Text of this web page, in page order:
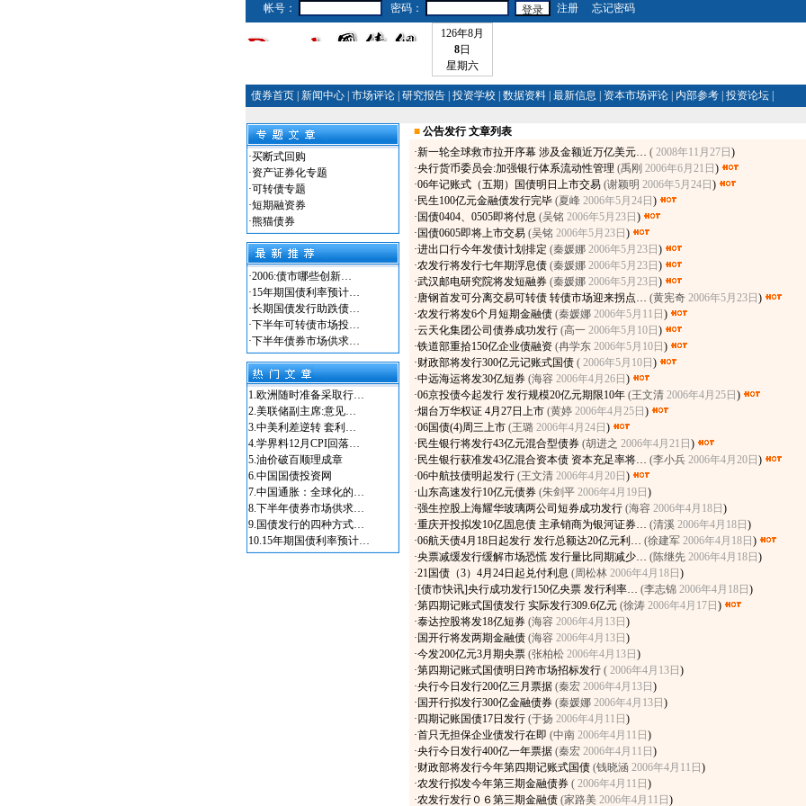
帐号： 密码： 注册 忘记密码
126年8月
8日
星期六
债券首页 新闻中心 市场评论 研究报告 投资学校 数据资料 最新信息 资本市场评论 内部参考 投资论坛
·买断式回购
·资产证券化专题
·可转债专题
·短期融资券
·熊猫债券
·2006:债市哪些创新…
·15年期国债利率预计…
·长期国债发行助跌债…
·下半年可转债市场投…
·下半年债券市场供求…
1.欧洲随时准备采取行…
2.美联储副主席:意见…
3.中美利差逆转 套利…
4.学界料12月CPI回落…
5.油价破百顺理成章
6.中国国债投资网
7.中国通胀：全球化的…
8.下半年债券市场供求…
9. 国债发行的四种方式…
10.15年期国债利率预计…
■ 公告发行 文章列表
·新一轮全球救市拉开序幕 涉及金额近万亿美元… ( 2008年11月27日 )
·央行货币委员会:加强银行体系流动性管理 (禹刚 2006年6月21日 )
·06年记账式（五期）国债明日上市交易 (谢颖明 2006年5月24日 )
· 民生100亿元金融债发行完毕 (夏峰 2006年5月24日 )
· 国债0404、0505即将付息 (吴铭 2006年5月23日 )
· 国债0605即将上市交易 (吴铭 2006年5月23日 )
·进出口行今年发债计划排定 (秦媛娜 2006年5月23日 )
·农发行将发行七年期浮息债 (秦媛娜 2006年5月23日 )
·武汉邮电研究院将发短融券 (秦媛娜 2006年5月23日 )
·唐钢首发可分离交易可转债 转债市场迎来拐点… (黄宪奇 2006年5月23日 )
·农发行将发6个月短期金融债 (秦媛娜 2006年5月11日 )
·云天化集团公司债券成功发行 (高一 2006年5月10日 )
·铁道部重拾150亿企业债融资 (冉学东 2006年5月10日 )
·财政部将发行300亿元记账式国债 ( 2006年5月10日 )
·中远海运将发30亿短券 (海容 2006年4月26日 )
·06京投债今起发行 发行规模20亿元期限10年 (王文清 2006年4月25日 )
·烟台万华权证 4月27日上市 (黄婷 2006年4月25日 )
·06国债(4)周三上市 (王璐 2006年4月24日 )
· 民生银行将发行43亿元混合型债券 (胡进之 2006年4月21日 )
· 民生银行获准发43亿混合资本债 资本充足率将… (李小兵 2006年4月20日 )
·06中航技债明起发行 (王文清 2006年4月20日 )
·山东高速发行10亿元债券 (朱剑平 2006年4月19日 )
·强生控股上海耀华玻璃两公司短券成功发行 (海容 2006年4月18日 )
·重庆开投拟发10亿固息债 主承销商为银河证券… (清溪 2006年4月18日 )
·06航天债4月18日起发行 发行总额达20亿元利… (徐建军 2006年4月18日 )
·央票减缓发行缓解市场恐慌 发行量比同期减少… (陈继先 2006年4月18日 )
·21国债（3）4月24日起兑付利息 (周松林 2006年4月18日 )
·[债市快讯]央行成功发行150亿央票 发行利率… (李志锦 2006年4月18日 )
·第四期记账式国债发行 实际发行309.6亿元 (徐涛 2006年4月17日 )
·泰达控股将发18亿短券 (海容 2006年4月13日 )
· 国开行将发两期金融债 (海容 2006年4月13日 )
·今发200亿元3月期央票 (张柏松 2006年4月13日 )
·第四期记账式国债明日跨市场招标发行 ( 2006年4月13日 )
·央行今日发行200亿三月票据 (秦宏 2006年4月13日 )
· 国开行拟发行300亿金融债券 (秦媛娜 2006年4月13日 )
· 四期记账国债17日发行 (于扬 2006年4月11日 )
·首只无担保企业债发行在即 (中南 2006年4月11日 )
·央行今日发行400亿一年票据 (秦宏 2006年4月11日 )
·财政部将发行今年第四期记账式国债 (钱晓涵 2006年4月11日 )
·农发行拟发今年第三期金融债券 ( 2006年4月11日 )
·农发行发行０６第三期金融债 (家路美 2006年4月11日 )